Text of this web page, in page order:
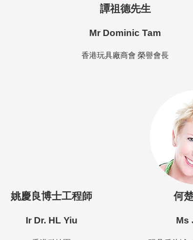
譚祖德先生
Mr Dominic Tam
香港玩具廠商會 榮譽會長
姚慶良博士工程師
Ir Dr. HL Yiu
何
Ms